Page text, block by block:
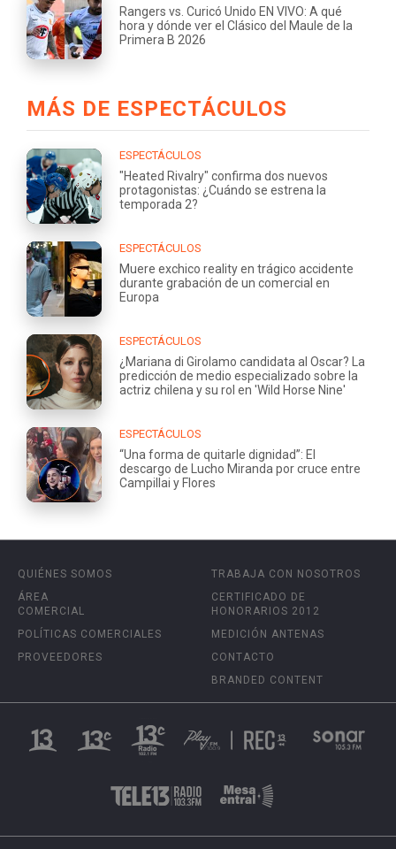
Rangers vs. Curicó Unido EN VIVO: A qué
hora y dónde ver el Clásico del Maule de la
Primera B 2026
MÁS DE ESPECTÁCULOS
ESPECTÁCULOS
"Heated Rivalry" confirma dos nuevos
protagonistas: ¿Cuándo se estrena la
temporada 2?
ESPECTÁCULOS
Muere exchico reality en trágico accidente
durante grabación de un comercial en
Europa
ESPECTÁCULOS
¿Mariana di Girolamo candidata al Oscar? La
predicción de medio especializado sobre la
actriz chilena y su rol en 'Wild Horse Nine'
ESPECTÁCULOS
“Una forma de quitarle dignidad”: El
descargo de Lucho Miranda por cruce entre
Campillai y Flores
QUIÉNES SOMOS
ÁREA
COMERCIAL
POLÍTICAS COMERCIALES
PROVEEDORES
TRABAJA CON NOSOTROS
CERTIFICADO DE
HONORARIOS 2012
MEDICIÓN ANTENAS
CONTACTO
BRANDED CONTENT